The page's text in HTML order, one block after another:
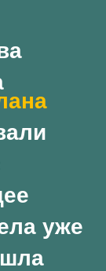
уже